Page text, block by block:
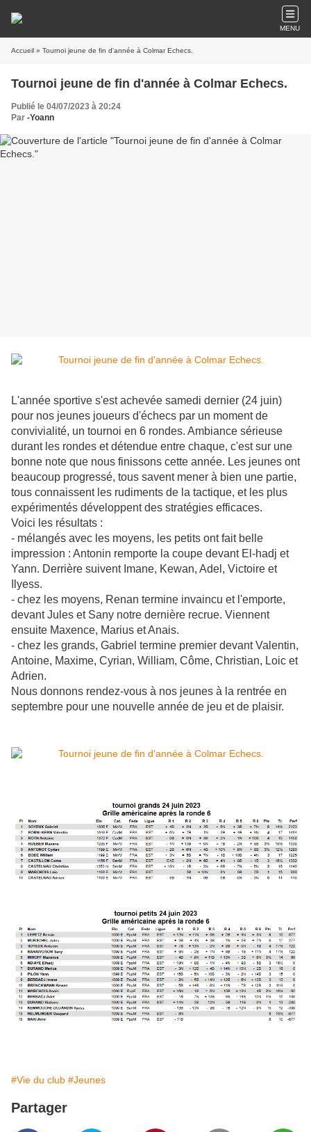
MENU
Accueil » Tournoi jeune de fin d'année à Colmar Echecs.
Tournoi jeune de fin d'année à Colmar Echecs.
Publié le 04/07/2023 à 20:24
Par -Yoann
L'année sportive s'est achevée samedi dernier (24 juin)
pour nos jeunes joueurs d'échecs par un moment de
convivialité, un tournoi en 6 rondes. Ambiance sérieuse
durant les rondes et détendue entre chaque, c'est sur une
bonne note que nous finissons cette année. Les jeunes ont
beaucoup progressé, tous savent mener à bien une partie,
tous connaissent les rudiments de la tactique, et les plus
expérimentés développent des stratégies efficaces.
Voici les résultats :
- mélangés avec les moyens, les petits ont fait belle
impression : Antonin remporte la coupe devant El-hadj et
Yann. Derrière suivent Imane, Kewan, Adel, Victoire et
Ilyess.
- chez les moyens, Renan termine invaincu et l'emporte,
devant Jules et Sany notre dernière recrue. Viennent
ensuite Maxence, Marius et Anais.
- chez les grands, Gabriel termine premier devant Valentin,
Antoine, Maxime, Cyrian, William, Côme, Christian, Loic et
Adrien.
Nous donnons rendez-vous à nos jeunes à la rentrée en
septembre pour une nouvelle année de jeu et de plaisir.
#Vie du club #Jeunes
Partager